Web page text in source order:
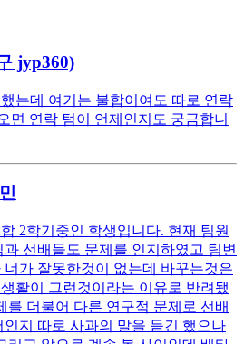
jyp360)
는데 여기는 불합이여도 따로 연락
면 연락 텀이 언제인지도 궁금합니
2학기중인 학생입니다. 현재 팀원
선배들도 문제를 인지하였고 팀변
가 잘못한것이 없는데 바꾸는것은
활이 그런것이라는 이유로 반려됐
를 더불어 다른 연구적 문제로 선배
지 따로 사과의 말을 듣긴 했으나